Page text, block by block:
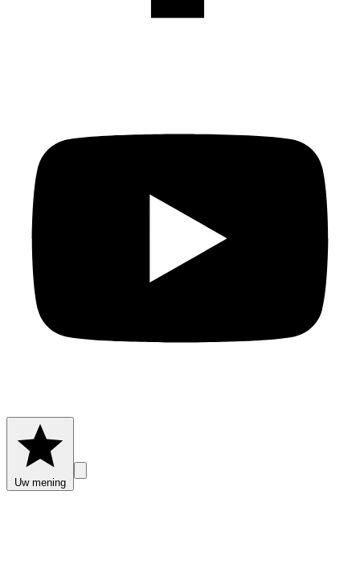
Uw mening